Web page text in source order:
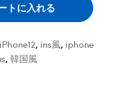
トに入れる
iPhone12, ins風, iphone
, 韓国風